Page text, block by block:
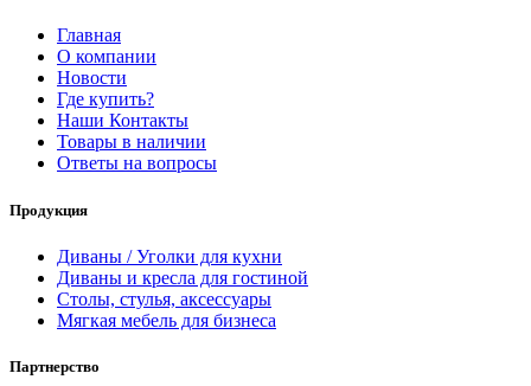
Главная
О компании
Новости
Где купить?
Наши Контакты
Товары в наличии
Ответы на вопросы
Продукция
Диваны / Уголки для кухни
Диваны и кресла для гостиной
Столы, стулья, аксессуары
Мягкая мебель для бизнеса
Партнерство